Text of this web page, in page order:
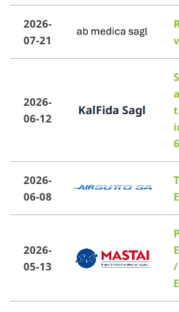
2026-
07-21
2026-
06-12
2026-
06-08
2026-
05-13